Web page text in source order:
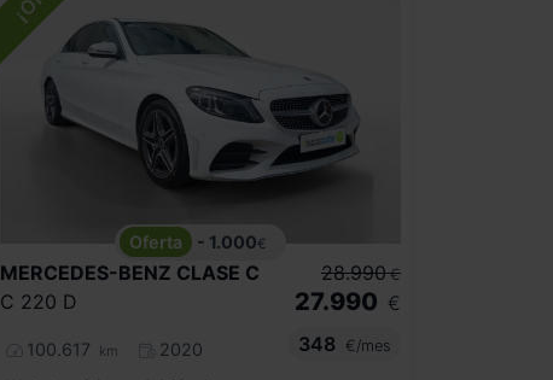
- 1.000€
MERCEDES-BENZ CLASE C
C 220 D
100.617 km
2020
28.990 €
27.990 €
348
€/mes